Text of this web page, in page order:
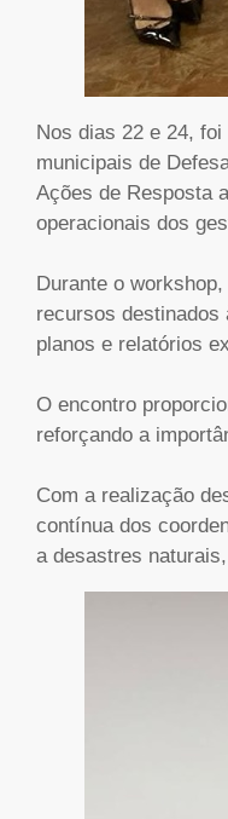
Nos dias 22 e 24,
municipais de
Ações de Resposta
operacionais dos
Durante o
recursos destinados
planos e relatórios
O encontro
reforçando a
Com a realização
contínua dos
a desastres